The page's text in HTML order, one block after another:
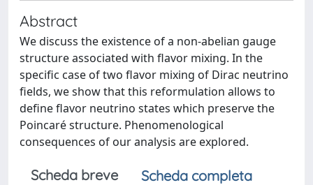
Abstract
We discuss the existence of a non-abelian gauge
structure associated with ﬂavor mixing. In the
speciﬁc case of two ﬂavor mixing of Dirac neutrino
ﬁelds, we show that this reformulation allows to
deﬁne ﬂavor neutrino states which preserve the
Poincaré structure. Phenomenological
consequences of our analysis are explored.
Scheda breve
Scheda completa